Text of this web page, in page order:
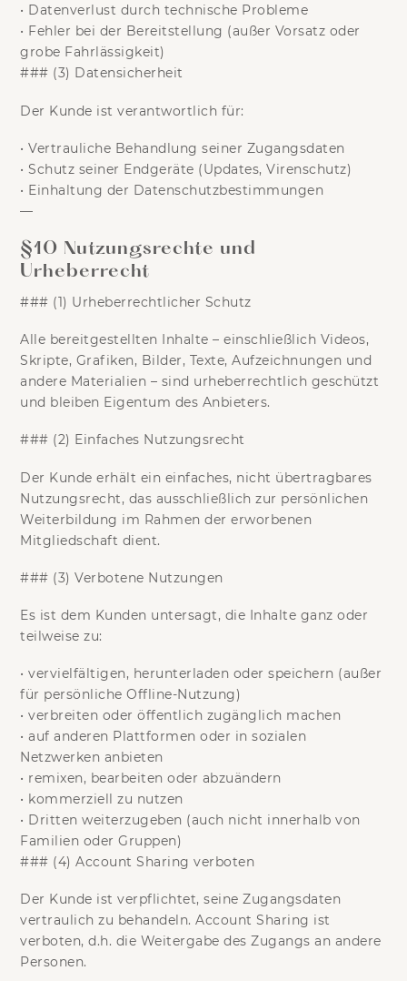
• Datenverlust durch technische Probleme
• Fehler bei der Bereitstellung (außer Vorsatz oder
grobe Fahrlässigkeit)
### (3) Datensicherheit
Der Kunde ist verantwortlich für:
•Vertrauliche Behandlung seiner Zugangsdaten
•Schutz seiner Endgeräte (Updates, Virenschutz)
• Einhaltung der Datenschutzbestimmungen
—
§10 Nutzungsrechte und
Urheberrecht
### (1) Urheberrechtlicher Schutz
Alle bereitgestellten Inhalte – einschließlich Videos,
Skripte, Grafiken, Bilder, Texte, Aufzeichnungen und
andere Materialien – sind urheberrechtlich geschützt
und bleiben Eigentum des Anbieters.
### (2) Einfaches Nutzungsrecht
Der Kunde erhält ein einfaches, nicht übertragbares
Nutzungsrecht, das ausschließlich zur persönlichen
Weiterbildung im Rahmen der erworbenen
Mitgliedschaft dient.
### (3) Verbotene Nutzungen
Es ist dem Kunden untersagt, die Inhalte ganz oder
teilweise zu:
•vervielfältigen, herunterladen oder speichern (außer
für persönliche Offline-Nutzung)
•verbreiten oder öffentlich zugänglich machen
•auf anderen Plattformen oder in sozialen
Netzwerken anbieten
• remixen, bearbeiten oder abzuändern
• kommerziell zu nutzen
• Dritten weiterzugeben (auch nicht innerhalb von
Familien oder Gruppen)
### (4) Account Sharing verboten
Der Kunde ist verpflichtet, seine Zugangsdaten
vertraulich zu behandeln.Account Sharing ist
verboten, d.h. die Weitergabe des Zugangs an andere
Personen.